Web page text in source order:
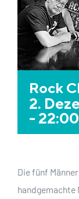
Rock
2.
-
Die fünf
handgemachte